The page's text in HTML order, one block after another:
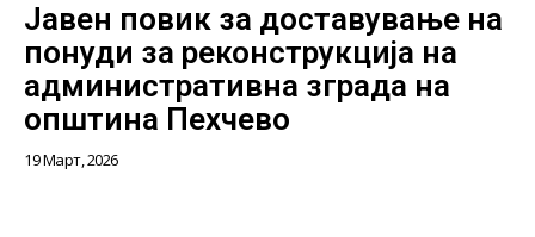
Јавен повик за доставување на
понуди за реконструкција на
административна зграда на
општина Пехчево
19 Март, 2026